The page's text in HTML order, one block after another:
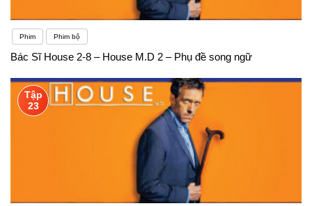
Phim Phim bộ
Bác Sĩ House 2-8 – House M.D 2 – Phụ đề song ngữ
Tập
23